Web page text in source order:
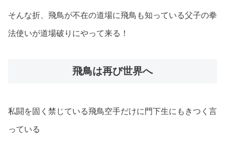
そんな折、飛鳥が不在の道場に飛鳥も知っている父子の拳
法使いが道場破りにやって来る！
飛鳥は再び世界へ
私闘を固く禁じている飛鳥空手だけに門下生にもきつく言
っている